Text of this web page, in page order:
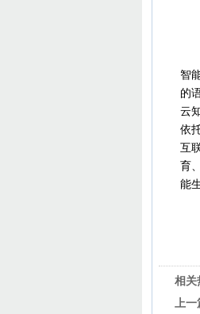
智
的
云
依
互
育
能
相关
上